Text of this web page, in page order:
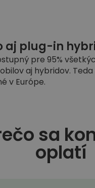
aj plug-in
pre 95%
aj hybridov.
v Európe.
sa
oplatí